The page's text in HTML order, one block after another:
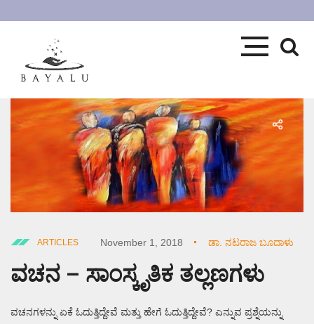
ARTICLES November 1, 2018 ಡಾ. ನಟರಾಜ ಬೂದಾಳು
ವಚನ – ಸಾಂಸ್ಕೃತಿಕ ತಲ್ಲಣಗಳು
ವಚನಗಳನ್ನು ಏಕೆ ಓದುತ್ತಿದ್ದೇವೆ ಮತ್ತು ಹೇಗೆ ಓದುತ್ತಿದ್ದೇವೆ? ಎನ್ನುವ ಪ್ರಶ್ನೆಯನ್ನು